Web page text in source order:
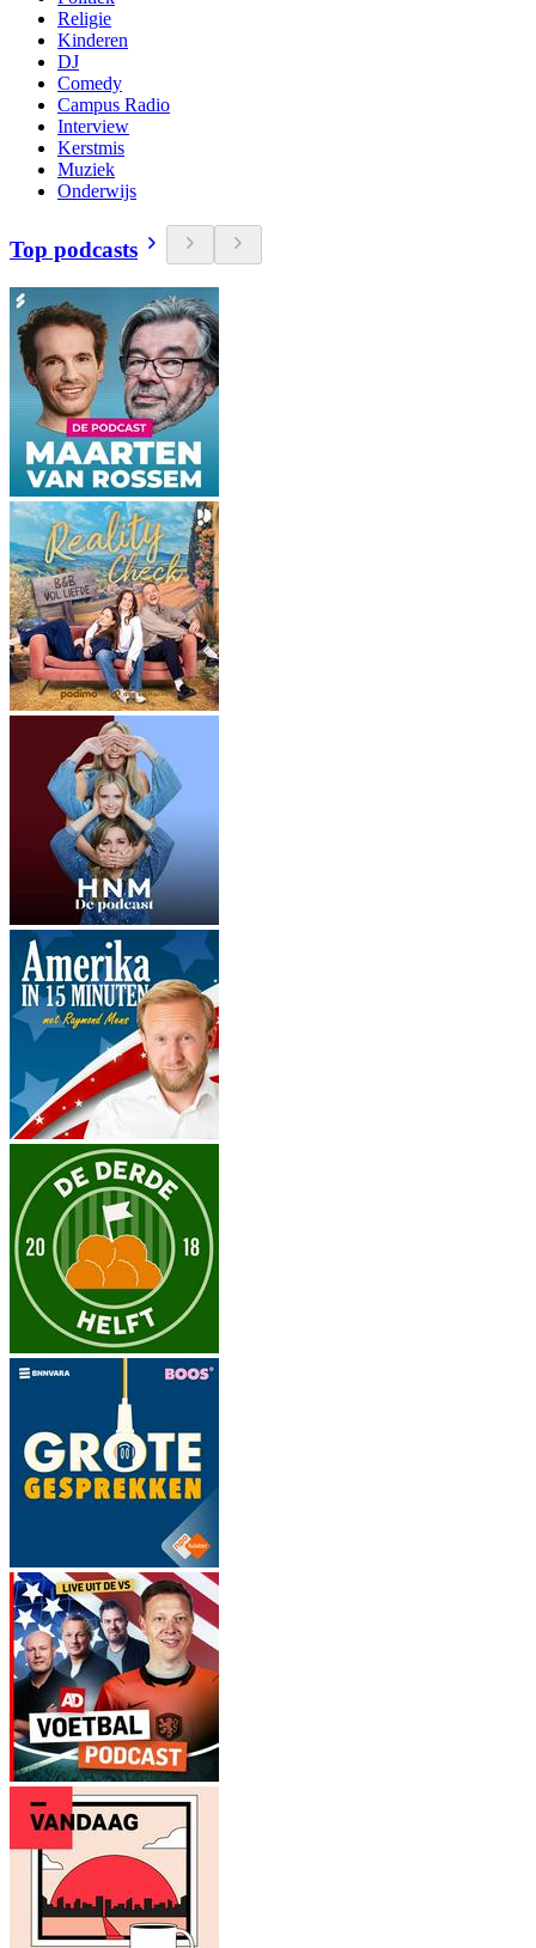
Religie
Kinderen
DJ
Comedy
Campus Radio
Interview
Kerstmis
Muziek
Onderwijs
Top podcasts